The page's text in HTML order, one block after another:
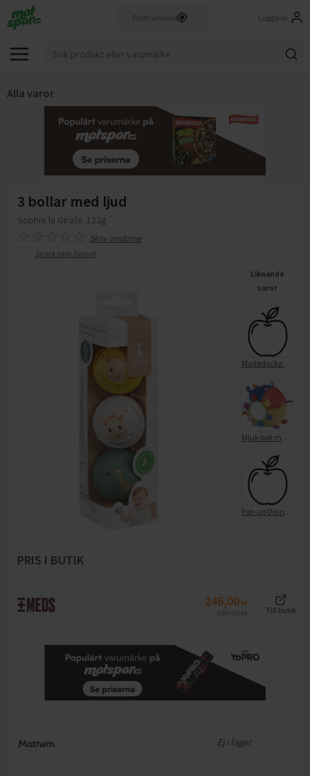
Logga in
Alla varor
3 bollar med ljud
Sophie la Girafe 122g
Skriv omdöme
Spara som favorit
Liknande
varor
Modedocka Sjöjungfru med Ljus
Mjuk boll med spegel
Pop-up Djungeldjur m ljud och ljus
PRIS I BUTIK
246,00 kr
Till butik
Ej i lager